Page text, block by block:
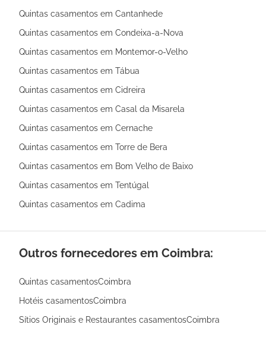
Quintas casamentos em Cantanhede
Quintas casamentos em Condeixa-a-Nova
Quintas casamentos em Montemor-o-Velho
Quintas casamentos em Tábua
Quintas casamentos em Cidreira
Quintas casamentos em Casal da Misarela
Quintas casamentos em Cernache
Quintas casamentos em Torre de Bera
Quintas casamentos em Bom Velho de Baixo
Quintas casamentos em Tentúgal
Quintas casamentos em Cadima
Outros fornecedores em Coimbra:
Quintas casamentosCoimbra
Hotéis casamentosCoimbra
Sítios Originais e Restaurantes casamentosCoimbra